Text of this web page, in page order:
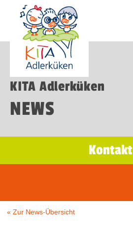
KITA Adlerküken
NEWS
Kontakt
« Zur News-Übersicht